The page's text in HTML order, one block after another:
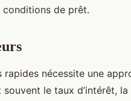
conditions de prêt.
rapides nécessite une
le taux d’intérêt,